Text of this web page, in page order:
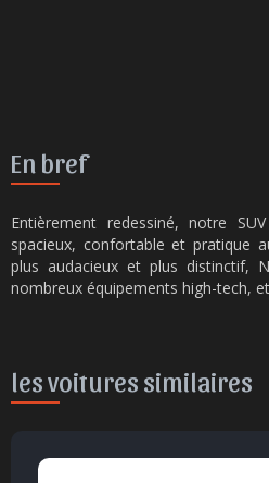
En bref
Entièrement redessiné, notre
spacieux, confortable et pratique
plus audacieux et plus distinctif,
nombreux équipements high-tech,
les voitures similaires